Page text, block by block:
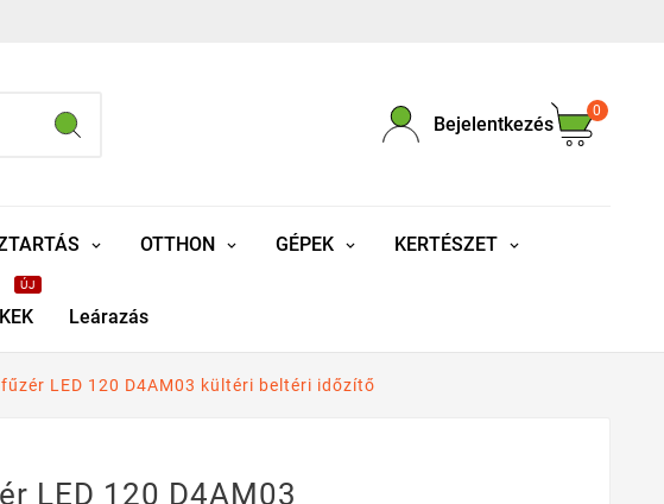
Bejelentkezés
0
OTTHON GÉPEK KERTÉSZET
ÚJ
Leárazás
LED 120 D4AM03 kültéri beltéri időzítő
LED 120 D4AM03